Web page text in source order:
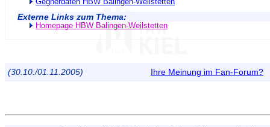
Gegnerdaten HBW Balingen-Weilstetten
Externe Links zum Thema:
Homepage HBW Balingen-Weilstetten
(30.10./01.11.2005) Ihre Meinung im Fan-Forum?